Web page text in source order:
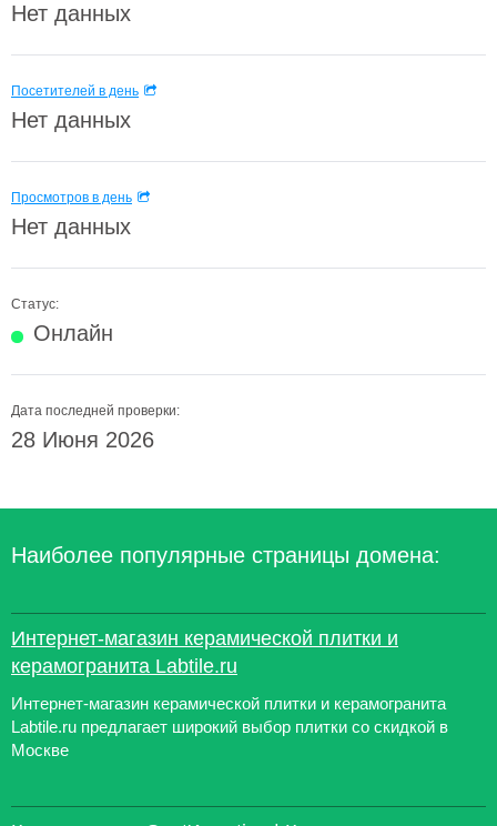
Нет данных
Посетителей в день
Нет данных
Просмотров в день
Нет данных
Статус:
Онлайн
Дата последней проверки:
28 Июня 2026
Наиболее популярные страницы домена:
Интернет-магазин керамической плитки и
керамогранита Labtile.ru
Интернет-магазин керамической плитки и керамогранита
Labtile.ru предлагает широкий выбор плитки со скидкой в
Москве